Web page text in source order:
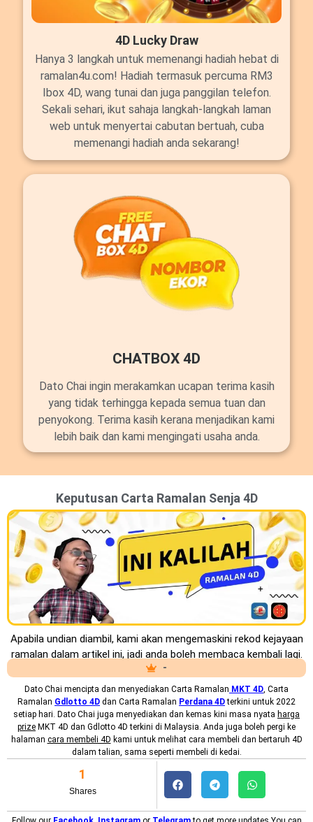
4D Lucky Draw
Hanya 3 langkah untuk memenangi hadiah hebat di
ramalan4u.com! Hadiah termasuk percuma RM3
Ibox 4D, wang tunai dan juga panggilan telefon.
Sekali sehari, ikut sahaja langkah-langkah laman
web untuk menyertai cabutan bertuah, cuba
memenangi hadiah anda sekarang!
CHATBOX 4D
Dato Chai ingin merakamkan ucapan terima kasih
yang tidak terhingga kepada semua tuan dan
penyokong. Terima kasih kerana menjadikan kami
lebih baik dan kami mengingati usaha anda.
Keputusan Carta Ramalan Senja 4D
Apabila undian diambil, kami akan mengemaskini rekod kejayaan
ramalan dalam artikel ini, jadi anda boleh membaca kembali lagi.
-
Dato Chai mencipta dan menyediakan Carta Ramalan MKT 4D , Carta
Ramalan Gdlotto 4D dan Carta Ramalan Perdana 4Dterkini untuk 2022
setiap hari. Dato Chai juga menyediakan dan kemas kini masa nyata harga
prize MKT 4D dan Gdlotto 4D terkini di Malaysia. Anda juga boleh pergi ke
halaman cara membeli 4D kami untuk melihat cara membeli dan bertaruh 4D
dalam talian, sama seperti membeli di kedai.
Shares
1